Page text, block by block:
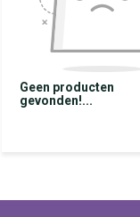
Geen producten
gevonden!...